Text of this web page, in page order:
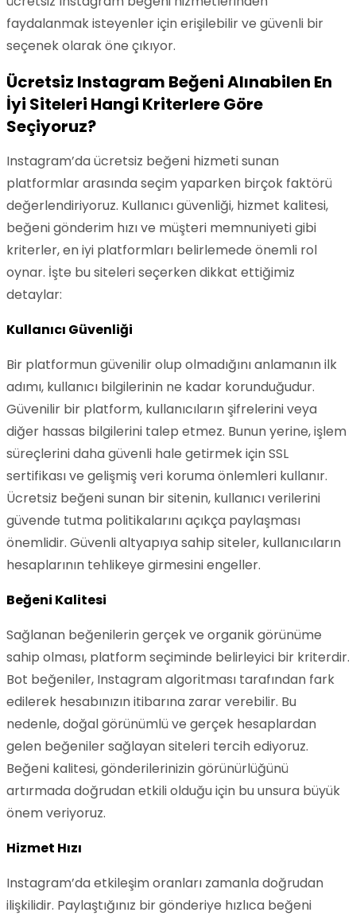
faydalanmak isteyenler için erişilebilir ve güvenli bir
seçenek olarak öne çıkıyor.
Ücretsiz Instagram Beğeni Alınabilen En
İyi Siteleri Hangi Kriterlere Göre
Seçiyoruz?
Instagram’da ücretsiz beğeni hizmeti sunan
platformlar arasında seçim yaparken birçok faktörü
değerlendiriyoruz. Kullanıcı güvenliği, hizmet kalitesi,
beğeni gönderim hızı ve müşteri memnuniyeti gibi
kriterler, en iyi platformları belirlemede önemli rol
oynar. İşte bu siteleri seçerken dikkat ettiğimiz
detaylar:
Kullanıcı Güvenliği
Bir platformun güvenilir olup olmadığını anlamanın ilk
adımı, kullanıcı bilgilerinin ne kadar korunduğudur.
Güvenilir bir platform, kullanıcıların şifrelerini veya
diğer hassas bilgilerini talep etmez. Bunun yerine, işlem
süreçlerini daha güvenli hale getirmek için SSL
sertifikası ve gelişmiş veri koruma önlemleri kullanır.
Ücretsiz beğeni sunan bir sitenin, kullanıcı verilerini
güvende tutma politikalarını açıkça paylaşması
önemlidir. Güvenli altyapıya sahip siteler, kullanıcıların
hesaplarının tehlikeye girmesini engeller.
Beğeni Kalitesi
Sağlanan beğenilerin gerçek ve organik görünüme
sahip olması, platform seçiminde belirleyici bir kriterdir.
Bot beğeniler, Instagram algoritması tarafından fark
edilerek hesabınızın itibarına zarar verebilir. Bu
nedenle, doğal görünümlü ve gerçek hesaplardan
gelen beğeniler sağlayan siteleri tercih ediyoruz.
Beğeni kalitesi, gönderilerinizin görünürlüğünü
artırmada doğrudan etkili olduğu için bu unsura büyük
önem veriyoruz.
Hizmet Hızı
Instagram’da etkileşim oranları zamanla doğrudan
ilişkilidir. Paylaştığınız bir gönderiye hızlıca beğeni